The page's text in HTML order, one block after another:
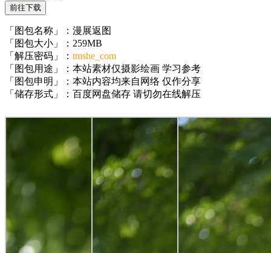
前往下载
「图包名称」：漫展返图
「图包大小」：259MB
「解压密码」： tmshe_com
「图包用途」：本站素材仅摄影绘画 学习参考
「图包申明」：本站内容均来自网络 仅作分享
「储存形式」：百度网盘储存 请切勿在线解压